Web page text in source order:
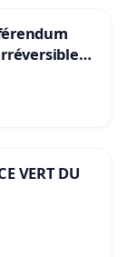
VERT DU